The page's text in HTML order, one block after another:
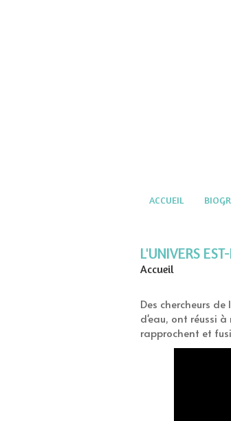
ACCUEIL
L'UNIVERS
Accueil
Des chercheurs
d'eau, ont réussi
rapprochent et